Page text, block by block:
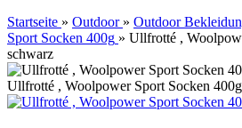
Startseite » Outdoor » Outdoor
Sport Socken 400g » Ullfrotté ,
schwarz
Ullfrotté , Woolpower Sport Socken